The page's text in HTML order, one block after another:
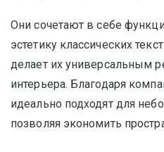
Они сочетают в себе
эстетику классических
делает их универсальным
интерьера. Благодаря
идеально подходят для
позволяя экономить